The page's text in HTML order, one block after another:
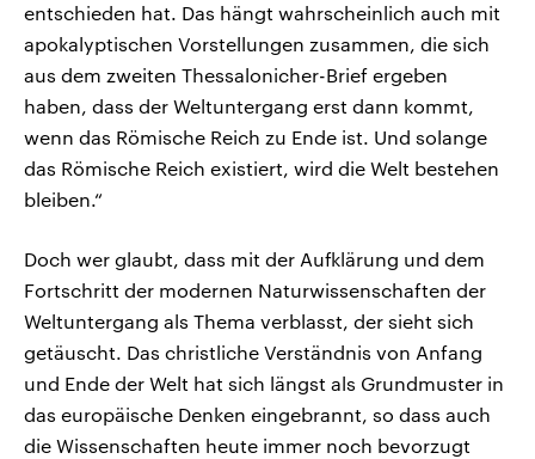
entschieden hat. Das hängt wahrscheinlich auch mit
apokalyptischen Vorstellungen zusammen, die sich
aus dem zweiten Thessalonicher-Brief ergeben
haben, dass der Weltuntergang erst dann kommt,
wenn das Römische Reich zu Ende ist. Und solange
das Römische Reich existiert, wird die Welt bestehen
bleiben.“
Doch wer glaubt, dass mit der Aufklärung und dem
Fortschritt der modernen Naturwissenschaften der
Weltuntergang als Thema verblasst, der sieht sich
getäuscht. Das christliche Verständnis von Anfang
und Ende der Welt hat sich längst als Grundmuster in
das europäische Denken eingebrannt, so dass auch
die Wissenschaften heute immer noch bevorzugt